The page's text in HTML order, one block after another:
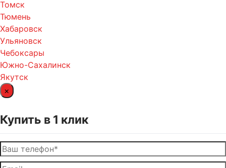
Томск
Тюмень
Хабаровск
Ульяновск
Чебоксары
Южно-Сахалинск
Якутск
×
Купить в 1 клик